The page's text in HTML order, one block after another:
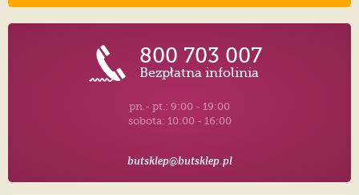
800 703 007
Bezpłatna infolinia
pn.- pt.: 9:00 - 19:00
sobota: 10:00 - 16:00
butsklep@butsklep.pl